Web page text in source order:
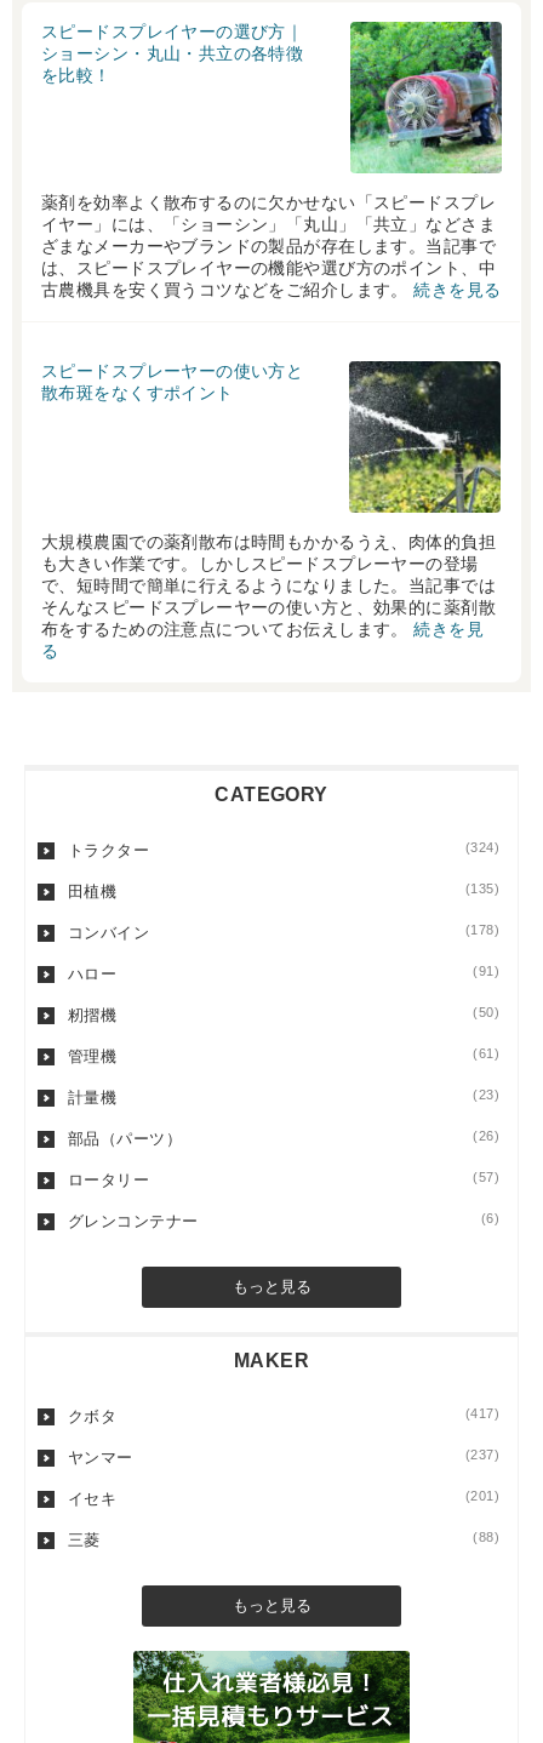
スピードスプレイヤーの選び方｜
ショーシン・丸山・共立の各特徴
を比較！
薬剤を効率よく散布するのに欠かせない「スピードスプレ
イヤー」には、「ショーシン」「丸山」「共立」などさま
ざまなメーカーやブランドの製品が存在します。当記事で
は、スピードスプレイヤーの機能や選び方のポイント、中
古農機具を安く買うコツなどをご紹介します。続きを見る
スピードスプレーヤーの使い方と
散布斑をなくすポイント
大規模農園での薬剤散布は時間もかかるうえ、肉体的負担
も大きい作業です。しかしスピードスプレーヤーの登場
で、短時間で簡単に行えるようになりました。当記事では
そんなスピードスプレーヤーの使い方と、効果的に薬剤散
布をするための注意点についてお伝えします。続きを見
る
CATEGORY
トラクター (324)
田植機 (135)
コンバイン (178)
ハロー (91)
籾摺機 (50)
管理機 (61)
計量機 (23)
部品（パーツ） (26)
ロータリー (57)
グレンコンテナー (6)
もっと見る
MAKER
クボタ (417)
ヤンマー (237)
イセキ (201)
三菱 (88)
もっと見る